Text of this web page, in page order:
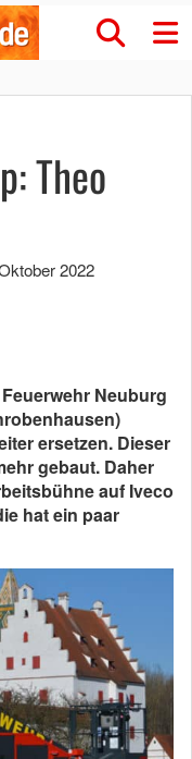
Theo
2022
Neuburg
ersetzen. Dieser
gebaut. Daher
auf Iveco
hat ein paar